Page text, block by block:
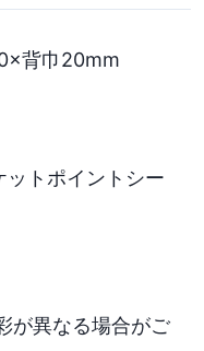
背巾20mm
トポイントシー
が異なる場合がご